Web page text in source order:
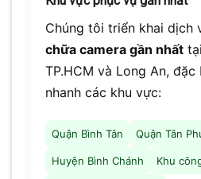
Chúng tôi triển khai dịch
chữa camera gần nhất
TP.HCM và Long An,
nhanh các khu vực:
Quận Bình Tân Quận Tân
Huyện Bình Chánh Khu